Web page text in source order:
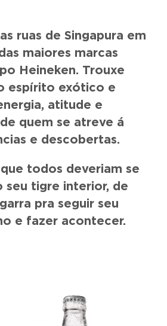
ruas de Singapura em
maiores marcas
Heineken. Trouxe
espírito exótico e
atitude e
quem se atreve á
e descobertas.
todos deveriam se
seu tigre interior, de
pra seguir seu
e fazer acontecer.